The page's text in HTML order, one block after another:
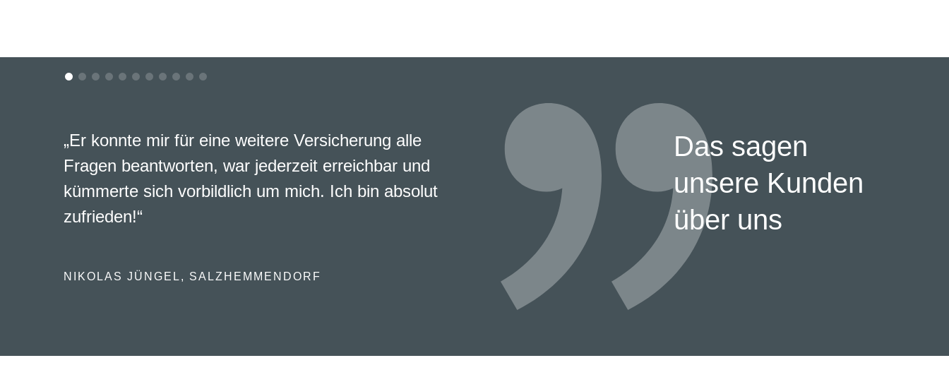
Das sagen
unsere Kunden
über uns
„Er konnte mir für eine weitere Versicherung alle
Fragen beantworten, war jederzeit erreichbar und
kümmerte sich vorbildlich um mich. Ich bin absolut
zufrieden!“
NIKOLAS JÜNGEL, SALZHEMMENDORF